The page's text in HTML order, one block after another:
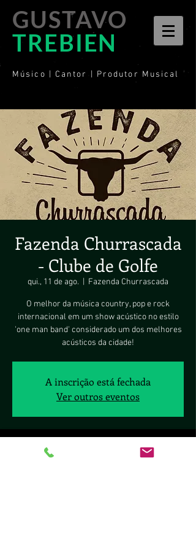
GUSTAVO
TREBIEN
Músico | Cantor | Produtor Musical
Fazenda Churrascada
- Clube de Golfe
qui., 11 de ago. Fazenda Churrascada
O melhor da música country, pop e rock
internacional em um show acústico no estilo
'one man band' considerado um dos melhores
acústicos da cidade!
A inscrição está fechada
Ver outros eventos
Horário e local